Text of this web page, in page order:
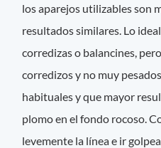
los aparejos utilizables son
resultados similares. Lo
corredizas o balancines,
corredizos y no muy
habituales y que mayor
plomo en el fondo rocoso.
levemente la línea e ir